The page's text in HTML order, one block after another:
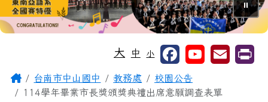
⏸
大 中 小
主內容區域
Home台南市中山國中 教務處
校園公告
114學年畢業市長獎頒獎典禮出席意願調查表單
頁尾區域